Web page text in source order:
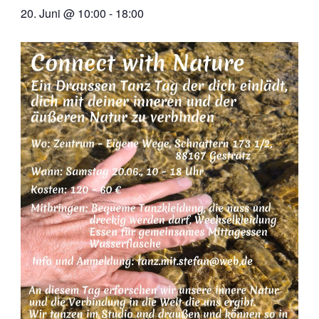
20. Juni @ 10:00 - 18:00